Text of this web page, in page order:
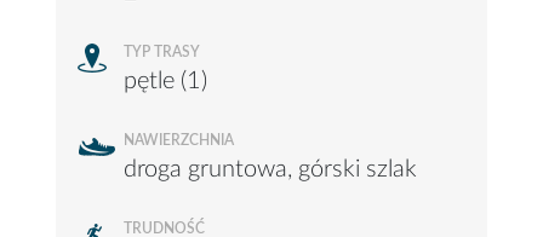
TYP TRASY
pętle (1)
NAWIERZCHNIA
droga gruntowa, górski szlak
TRUDNOŚĆ